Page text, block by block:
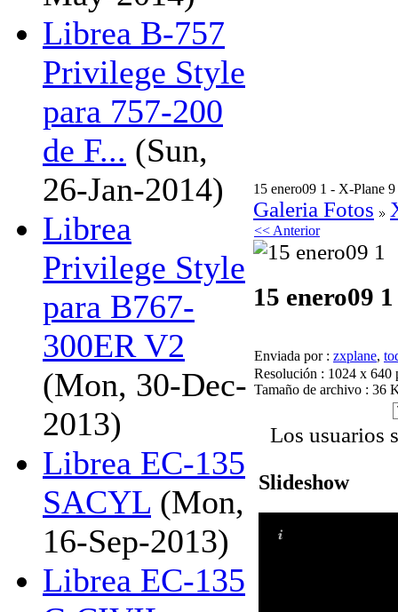
Librea B-757
Privilege Style
para 757-200
de F... (Sun,
26-Jan-2014)
Librea
Privilege Style
para B767-
300ER V2
(Mon, 30-Dec-
2013)
Librea EC-135
SACYL (Mon,
16-Sep-2013)
Librea EC-135
15 enero09 1 - X-Plane 9
Galeria Fotos
<< Anterior
15 enero09 1
Enviada por : zxplane,
Resolución : 1024 x 640
Tamaño de archivo : 36
Los usuarios
Slideshow